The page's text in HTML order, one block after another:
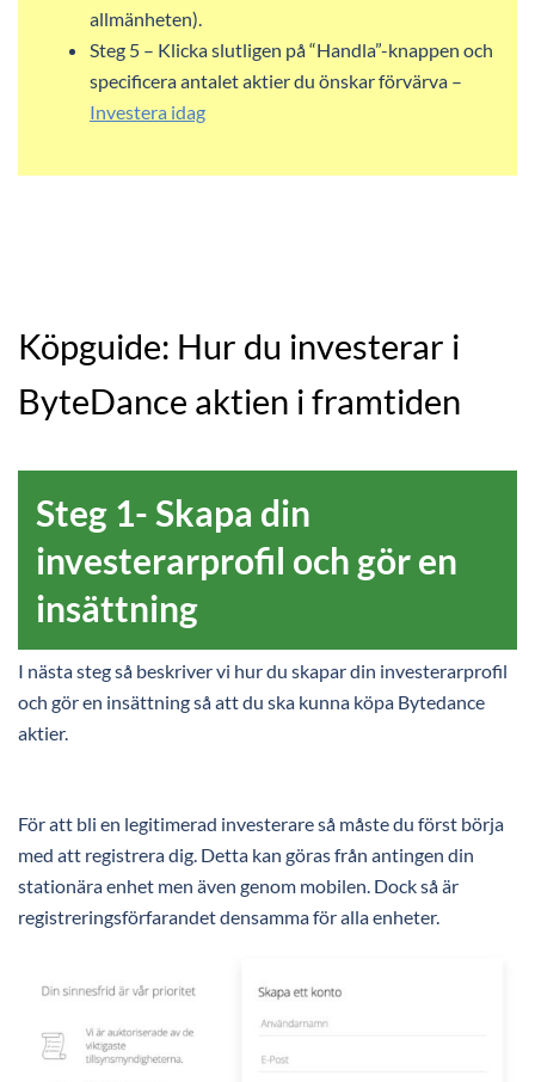
allmänheten).
Steg 5 – Klicka slutligen på “Handla”-knappen och
specificera antalet aktier du önskar förvärva –
Investera idag
Köpguide: Hur du investerar i
ByteDance aktien i framtiden
Steg 1- Skapa din
investerarprofil och gör en
insättning
I nästa steg så beskriver vi hur du skapar din investerarprofil
och gör en insättning så att du ska kunna köpa Bytedance
aktier.
För att bli en legitimerad investerare så måste du först börja
med att registrera dig. Detta kan göras från antingen din
stationära enhet men även genom mobilen. Dock så är
registreringsförfarandet densamma för alla enheter.